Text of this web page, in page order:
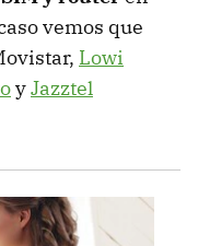
vemos que
Lowi
yJazztel